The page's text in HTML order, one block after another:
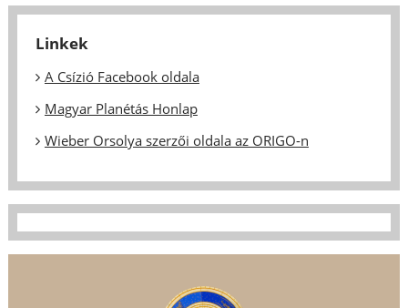
Linkek
A Csízió Facebook oldala
Magyar Planétás Honlap
Wieber Orsolya szerzői oldala az ORIGO-n